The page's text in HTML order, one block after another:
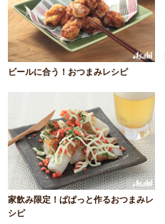
ビールに合う！おつまみレシピ
家飲み限定！ぱぱっと作るおつまみレ
シピ